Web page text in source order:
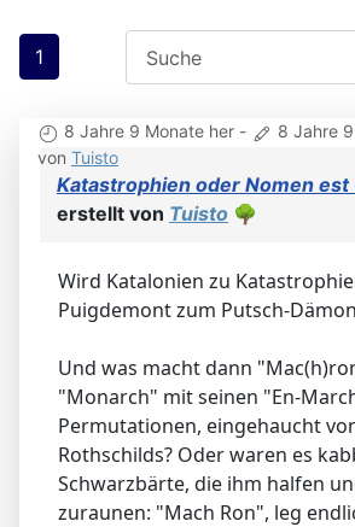
1
8 Jahre 9 Monate her - 8 Jahre
von Tuisto
Katastrophien oder Nomen est
erstellt von Tuisto 🌳
Wird Katalonien zu
Puigdemont zum Putsch-
Und was macht dann
"Monarch" mit seinen "En-
Permutationen, eingehaucht
Rothschilds? Oder waren es
Schwarzbärte, die ihm halfen
zuraunen: "Mach Ron", leg